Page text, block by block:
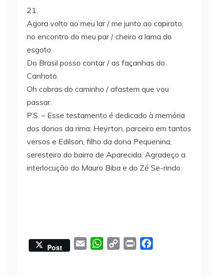
21.
Agora volto ao meu lar / me junto ao capiroto,
no encontro do meu par / cheiro a lama do
esgoto.
Do Brasil posso contar / as façanhas do
Canhoto.
Oh cobras do caminho / afastem que vou
passar.
P.S. – Esse testamento é dedicado à memória
dos donos da rima: Heyrton, parceiro em tantos
versos e Edilson, filho da dona Pequenina,
seresteiro do bairro de Aparecida. Agradeço a
interlocução do Mauro Biba e do Zé Se-rindo.
Post
W